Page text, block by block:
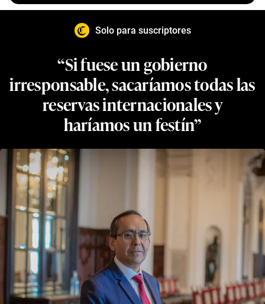
Solo para suscriptores
“Si fuese un gobierno
irresponsable, sacaríamos todas las
reservas internacionales y
haríamos un festín”